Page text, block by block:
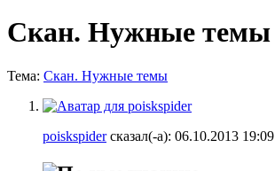
Скан. Нужные темы
Тема: Скан. Нужные темы
poiskspiderсказал(-а): 06.10.2013 19:09